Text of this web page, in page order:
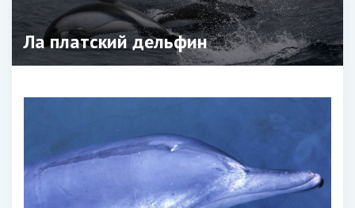
Ла платский дельфин